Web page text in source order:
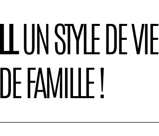
UN STYLE DE VIE,
FAMILLE !